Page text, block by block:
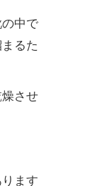
中で
るた
させ
ます